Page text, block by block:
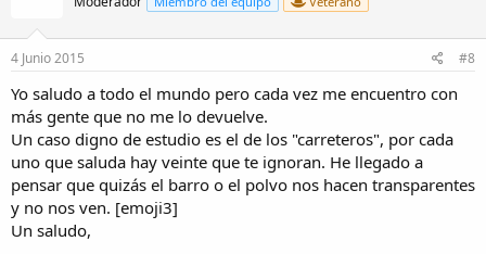
n
e
s
4 Junio 2015 #8
Yo saludo a todo el mundo pero cada vez me encuentro con
más gente que no me lo devuelve.
Un caso digno de estudio es el de los "carreteros", por cada
uno que saluda hay veinte que te ignoran. He llegado a
pensar que quizás el barro o el polvo nos hacen transparentes
y no nos ven. [emoji3]
Un saludo,